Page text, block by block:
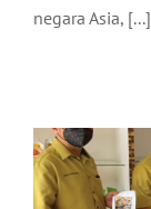
negara Asia, [...]